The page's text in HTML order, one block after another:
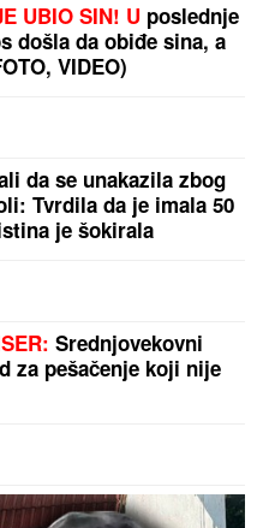
UBIO SIN! U poslednje
došla da obiđe sina, a
VIDEO)
da se unakazila zbog
Tvrdila da je imala 50
je šokirala
Srednjovekovni
za pešačenje koji nije